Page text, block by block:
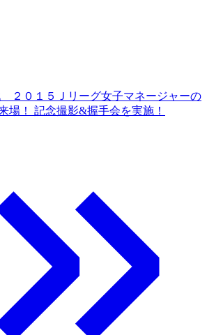
２０１５Ｊリーグ女子マネージャーの
場！ 記念撮影&握手会を実施！